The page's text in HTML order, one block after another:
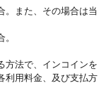
。また、その場合は当
方法で、インコインを
利用料金、及び支払方